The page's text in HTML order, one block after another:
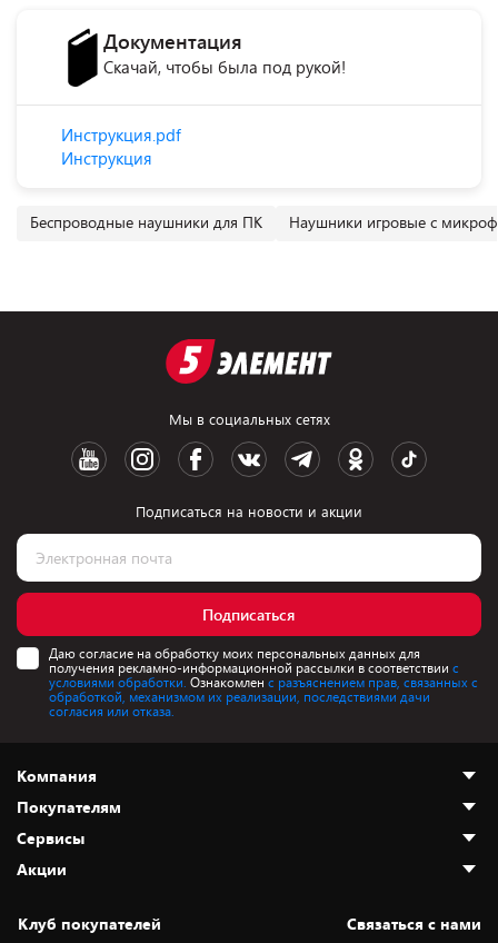
Документация
Скачай, чтобы была под рукой!
Инструкция.pdf
Инструкция
Беспроводные наушники для ПК Наушники игровые с
Мы в социальных сетях
Подписаться на новости и акции
Подписаться
Даю согласие на обработку моих персональных данных для
получения рекламно-информационной рассылки в соответствии с
условиями обработки. Ознакомлен с разъяснением прав, связанных с
обработкой, механизмом их реализации, последствиями дачи
согласия или отказа.
Компания
О нас
Адреса магазинов
Новости
Статьи и обзоры
Покупателям
Как сделать заказ
Оплата и доставка
Безналичный расчёт
Сервисы
Установка техники
Акции
Скидки и промокоды
Клуб покупателей
Cвязаться с нами